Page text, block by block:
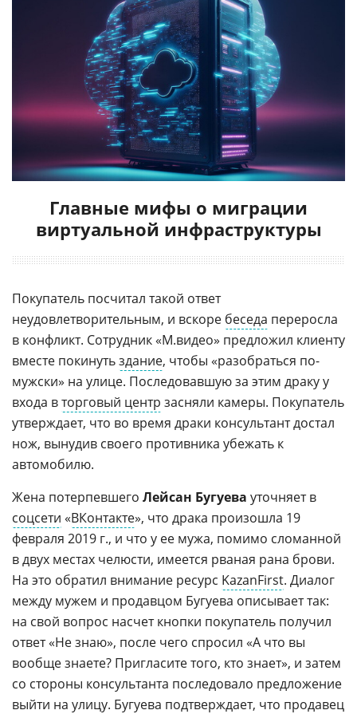
Главные мифы о миграции
виртуальной инфраструктуры
Покупатель посчитал такой ответ
неудовлетворительным, и вскоре беседа переросла
в конфликт. Сотрудник «М.видео» предложил клиенту
вместе покинутьздание, чтобы «разобраться по-
мужски» на улице. Последовавшую за этим драку у
входа вторговый центр засняли камеры. Покупатель
утверждает, что во время драки консультант достал
нож, вынудив своего противника убежать к
автомобилю.
Жена потерпевшего Лейсан Бугуева уточняет в
соцсети «ВКонтакте», что драка произошла 19
февраля 2019 г., и что у ее мужа, помимо сломанной
в двух местах челюсти, имеется рваная рана брови.
На это обратил внимание ресурс KazanFirst. Диалог
между мужем и продавцом Бугуева описывает так:
на свой вопрос насчет кнопки покупатель получил
ответ «Не знаю», после чего спросил «А что вы
вообще знаете? Пригласите того, кто знает», и затем
со стороны консультанта последовало предложение
выйти на улицу. Бугуева подтверждает, что продавец